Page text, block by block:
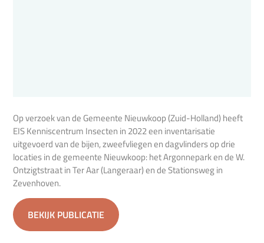
Op verzoek van de Gemeente Nieuwkoop (Zuid-Holland) heeft
EIS Kenniscentrum Insecten in 2022 een inventarisatie
uitgevoerd van de bijen, zweefvliegen en dagvlinders op drie
locaties in de gemeente Nieuwkoop: het Argonnepark en de W.
Ontzigtstraat in Ter Aar (Langeraar) en de Stationsweg in
Zevenhoven.
BEKIJK PUBLICATIE